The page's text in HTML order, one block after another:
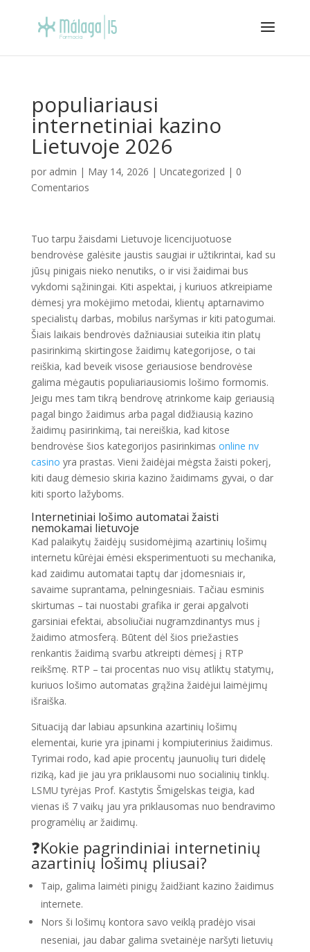
populiariausi
internetiniai kazino
Lietuvoje 2026
por admin | May 14, 2026 | Uncategorized | 0
Comentarios
Tuo tarpu žaisdami Lietuvoje licencijuotuose
bendrovėse galėsite jaustis saugiai ir užtikrintai, kad su
jūsų pinigais nieko nenutiks, o ir visi žaidimai bus
vykdomi sąžiningai. Kiti aspektai, į kuriuos atkreipiame
dėmesį yra mokėjimo metodai, klientų aptarnavimo
specialistų darbas, mobilus naršymas ir kiti patogumai.
Šiais laikais bendrovės dažniausiai suteikia itin platų
pasirinkimą skirtingose žaidimų kategorijose, o tai
reiškia, kad beveik visose geriausiose bendrovėse
galima mėgautis populiariausiomis lošimo formomis.
Jeigu mes tam tikrą bendrovę atrinkome kaip geriausią
pagal bingo žaidimus arba pagal didžiausią kazino
žaidimų pasirinkimą, tai nereiškia, kad kitose
bendrovėse šios kategorijos pasirinkimas online nv
casino yra prastas. Vieni žaidėjai mėgsta žaisti pokerį,
kiti daug dėmesio skiria kazino žaidimams gyvai, o dar
kiti sporto lažyboms.
Internetiniai lošimo automatai žaisti
nemokamai lietuvoje
Kad palaikytų žaidėjų susidomėjimą azartinių lošimų
internetu kūrėjai ėmėsi eksperimentuoti su mechanika,
kad zaidimu automatai taptų dar įdomesniais ir,
savaime suprantama, pelningesniais. Tačiau esminis
skirtumas – tai nuostabi grafika ir gerai apgalvoti
garsiniai efektai, absoliučiai nugramzdinantys mus į
žaidimo atmosferą. Būtent dėl šios priežasties
renkantis žaidimą svarbu atkreipti dėmesį į RTP
reikšmę. RTP – tai procentas nuo visų atliktų statymų,
kuriuos lošimo automatas grąžina žaidėjui laimėjimų
išraiška.
Situaciją dar labiau apsunkina azartinių lošimų
elementai, kurie yra įpinami į kompiuterinius žaidimus.
Tyrimai rodo, kad apie procentų jaunuolių turi didelę
riziką, kad jie jau yra priklausomi nuo socialinių tinklų.
LSMU tyrėjas Prof. Kastytis Šmigelskas teigia, kad
vienas iš 7 vaikų jau yra priklausomas nuo bendravimo
programėlių ar žaidimų.
❓Kokie pagrindiniai internetinių
azartinių lošimų pliusai?
Taip, galima laimėti pinigų žaidžiant kazino žaidimus
internete.
Nors ši lošimų kontora savo veiklą pradėjo visai
neseniai, jau dabar galima svetainėje naršyti lietuvių